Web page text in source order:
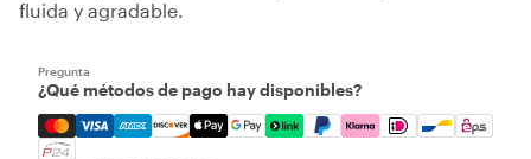
fluida y agradable.
Pregunta
¿Qué métodos de pago hay disponibles?
Mastercard, Visa, Amex, Discover, Apple Pay, Google